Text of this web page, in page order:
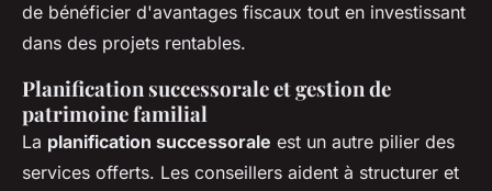
de bénéficier d'avantages fiscaux tout en investissant
dans des projets rentables.
Planification successorale et gestion de
patrimoine familial
La planification successorale est un autre pilier des
services offerts. Les conseillers aident à structurer et